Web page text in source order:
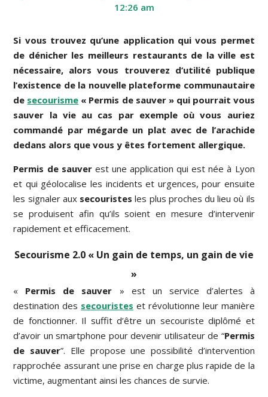
12:26 am
Si vous trouvez qu’une application qui vous permet
de dénicher les meilleurs restaurants de la ville est
nécessaire, alors vous trouverez d’utilité publique
l’existence de la nouvelle plateforme communautaire
de secourisme « Permis de sauver » qui pourrait vous
sauver la vie au cas par exemple où vous auriez
commandé par mégarde un plat avec de l’arachide
dedans alors que vous y êtes fortement allergique.
Permis de sauverest une application qui est née à Lyon
et qui géolocalise les incidents et urgences, pour ensuite
les signaler aux secouristes les plus proches du lieu où ils
se produisent afin qu’ils soient en mesure d’intervenir
rapidement et efficacement.
Secourisme 2.0 « Un gain de temps, un gain de vie
»
« Permis de sauver » est un service d’alertes à
destination des secouristes et révolutionne leur manière
de fonctionner. Il suffit d’être un secouriste diplômé et
d’avoir un smartphone pour devenir utilisateur de “Permis
de sauver”. Elle propose une possibilité d’intervention
rapprochée assurant une prise en charge plus rapide de la
victime, augmentant ainsi les chances de survie.